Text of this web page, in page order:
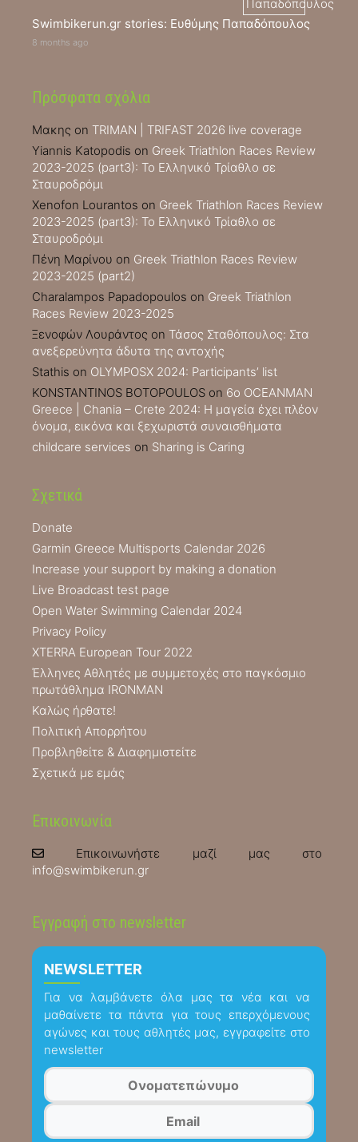
Swimbikerun.gr stories: Ευθύμης Παπαδόπουλος
8 months ago
Πρόσφατα σχόλια
Μακης on TRIMAN | TRIFAST 2026 live coverage
Yiannis Katopodis on Greek Triathlon Races Review
2023-2025 (part3): Το Ελληνικό Τρίαθλο σε
Σταυροδρόμι
Xenofon Lourantos on Greek Triathlon Races Review
2023-2025 (part3): Το Ελληνικό Τρίαθλο σε
Σταυροδρόμι
Πένη Μαρίνου on Greek Triathlon Races Review
2023-2025 (part2)
Charalampos Papadopoulos on Greek Triathlon
Races Review 2023-2025
Ξενοφών Λουράντος on Τάσος Σταθόπουλος: Στα
ανεξερεύνητα άδυτα της αντοχής
Stathis on OLYMPOSX 2024: Participants’ list
KONSTANTINOS BOTOPOULOS on 6ο OCEANMAN
Greece | Chania – Crete 2024: Η μαγεία έχει πλέον
όνομα, εικόνα και ξεχωριστά συναισθήματα
childcare services on Sharing is Caring
Σχετικά
Donate
Garmin Greece Multisports Calendar 2026
Increase your support by making a donation
Live Broadcast test page
Open Water Swimming Calendar 2024
Privacy Policy
XTERRA European Tour 2022
Έλληνες Αθλητές με συμμετοχές στο παγκόσμιο
πρωτάθλημα IRONMAN
Καλώς ήρθατε!
Πολιτική Απορρήτου
Προβληθείτε & Διαφημιστείτε
Σχετικά με εμάς
Επικοινωνία
Επικοινωνήστε μαζί μας στο
info@swimbikerun.gr
Εγγραφή στο newsletter
NEWSLETTER
Για να λαμβάνετε όλα μας τα νέα και να
μαθαίνετε τα πάντα για τους επερχόμενους
αγώνες και τους αθλητές μας, εγγραφείτε στο
newsletter